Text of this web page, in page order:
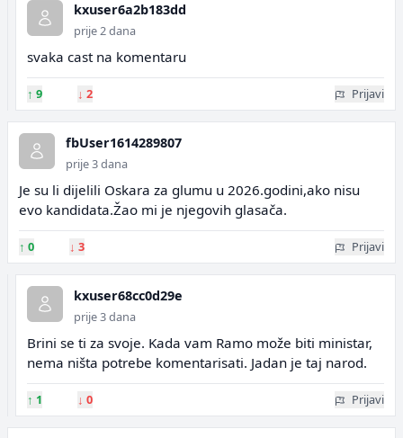
kxuser6a2b183dd
prije 2 dana
svaka cast na komentaru
↑ 9 ↓ 2 Prijavi
fbUser1614289807
prije 3 dana
Je su li dijelili Oskara za glumu u 2026.godini,ako nisu
evo kandidata.Žao mi je njegovih glasača.
↑ 0 ↓ 3 Prijavi
kxuser68cc0d29e
prije 3 dana
Brini se ti za svoje. Kada vam Ramo može biti ministar,
nema ništa potrebe komentarisati. Jadan je taj narod.
↑ 1 ↓ 0 Prijavi